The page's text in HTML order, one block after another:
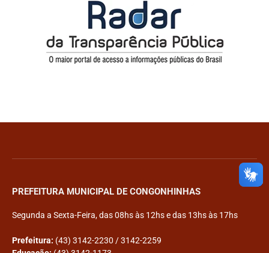
PREFEITURA MUNICIPAL DE CONGONHINHAS
Segunda a Sexta-Feira, das 08hs às 12hs e das 13hs às 17hs
Prefeitura: (43) 3142-2230 / 3142-2259